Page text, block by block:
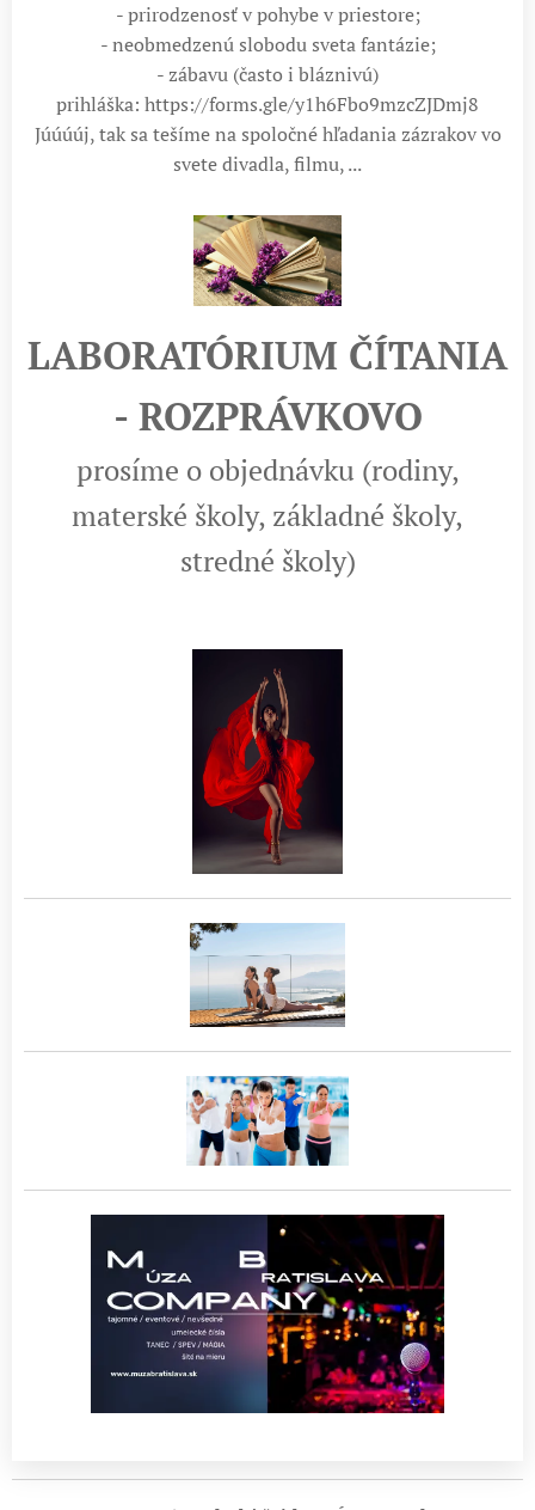
- prirodzenosť v pohybe v priestore;
- neobmedzenú slobodu sveta fantázie;
- zábavu (často i bláznivú)
prihláška: https://forms.gle/y1h6Fbo9mzcZJDmj8
Júúúúj, tak sa tešíme na spoločné hľadania zázrakov vo
svete divadla, filmu, ...
LABORATÓRIUM ČÍTANIA
- ROZPRÁVKOVO
prosíme o objednávku (rodiny,
materské školy, základné školy,
stredné školy)